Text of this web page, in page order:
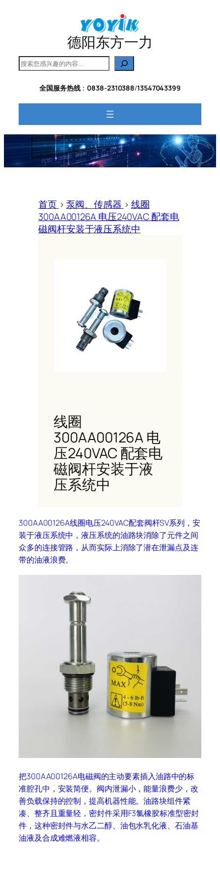
德阳东方一力
搜
索
全国服务热线： 0838-2310388/13547043399
首页 > 泵阀、传感器 > 线圈
300AA00126A 电压240VAC 配套电
磁阀杆安装于液压系统中
线圈
300AA00126A 电
压240VAC 配套电
磁阀杆安装于液
压系统中
300AA00126A线圈电压240VAC配套阀杆SV系列，安
装于液压系统中，液压系统的油路块消除了元件之间
众多的连接管路，从而实际上消除了潜在泄漏点及连
带的油液浪费。
把300AA00126A电磁阀的主动要素插入油路中的标
准腔孔中，安装简便。阀内泄漏小，能量浪费少，改
善负载保持的控制，提高机器性能。油路块组件紧
凑、整齐且重量轻，密封件采用F3氯橡胶标准型密封
件，这种密封件与水乙二醇、油包水乳化液、石油基
油液及合成难燃液相容。